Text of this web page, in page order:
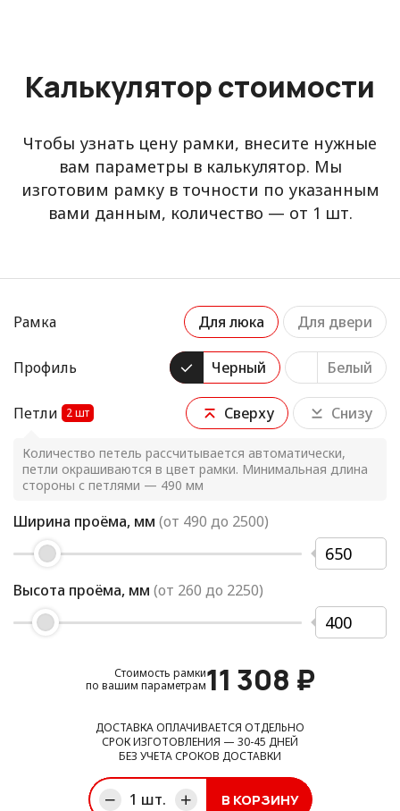
Калькулятор стоимости
Чтобы узнать цену рамки, внесите нужные
вам параметры в калькулятор. Мы
изготовим рамку в точности по указанным
вами данным, количество — от 1 шт.
Рамка Для люка Для двери
Профиль Черный Белый
Петли 2шт Сверху Снизу
Количество петель рассчитывается автоматически,
петли окрашиваются в цвет рамки. Минимальная длина
стороны с петлями — 490 мм
Ширина проёма, мм (от 490 до 2500)
Высота проёма, мм (от 260 до 2250)
Стоимость рамки
по вашим параметрам11 308 ₽
ДОСТАВКА ОПЛАЧИВАЕТСЯ ОТДЕЛЬНО
СРОК ИЗГОТОВЛЕНИЯ — 30-45 ДНЕЙ
БЕЗ УЧЕТА СРОКОВ ДОСТАВКИ
1 шт. В КОРЗИНУ